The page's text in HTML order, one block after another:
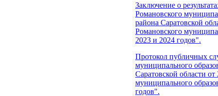
Заключение о
Романовского
района Саратовской
Романовского
2023 и 2024 годов".
Протокол публичных
муниципального
Саратовской области
муниципального
годов".